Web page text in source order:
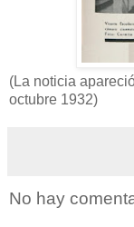
(La noticia
octubre 1932)
No hay